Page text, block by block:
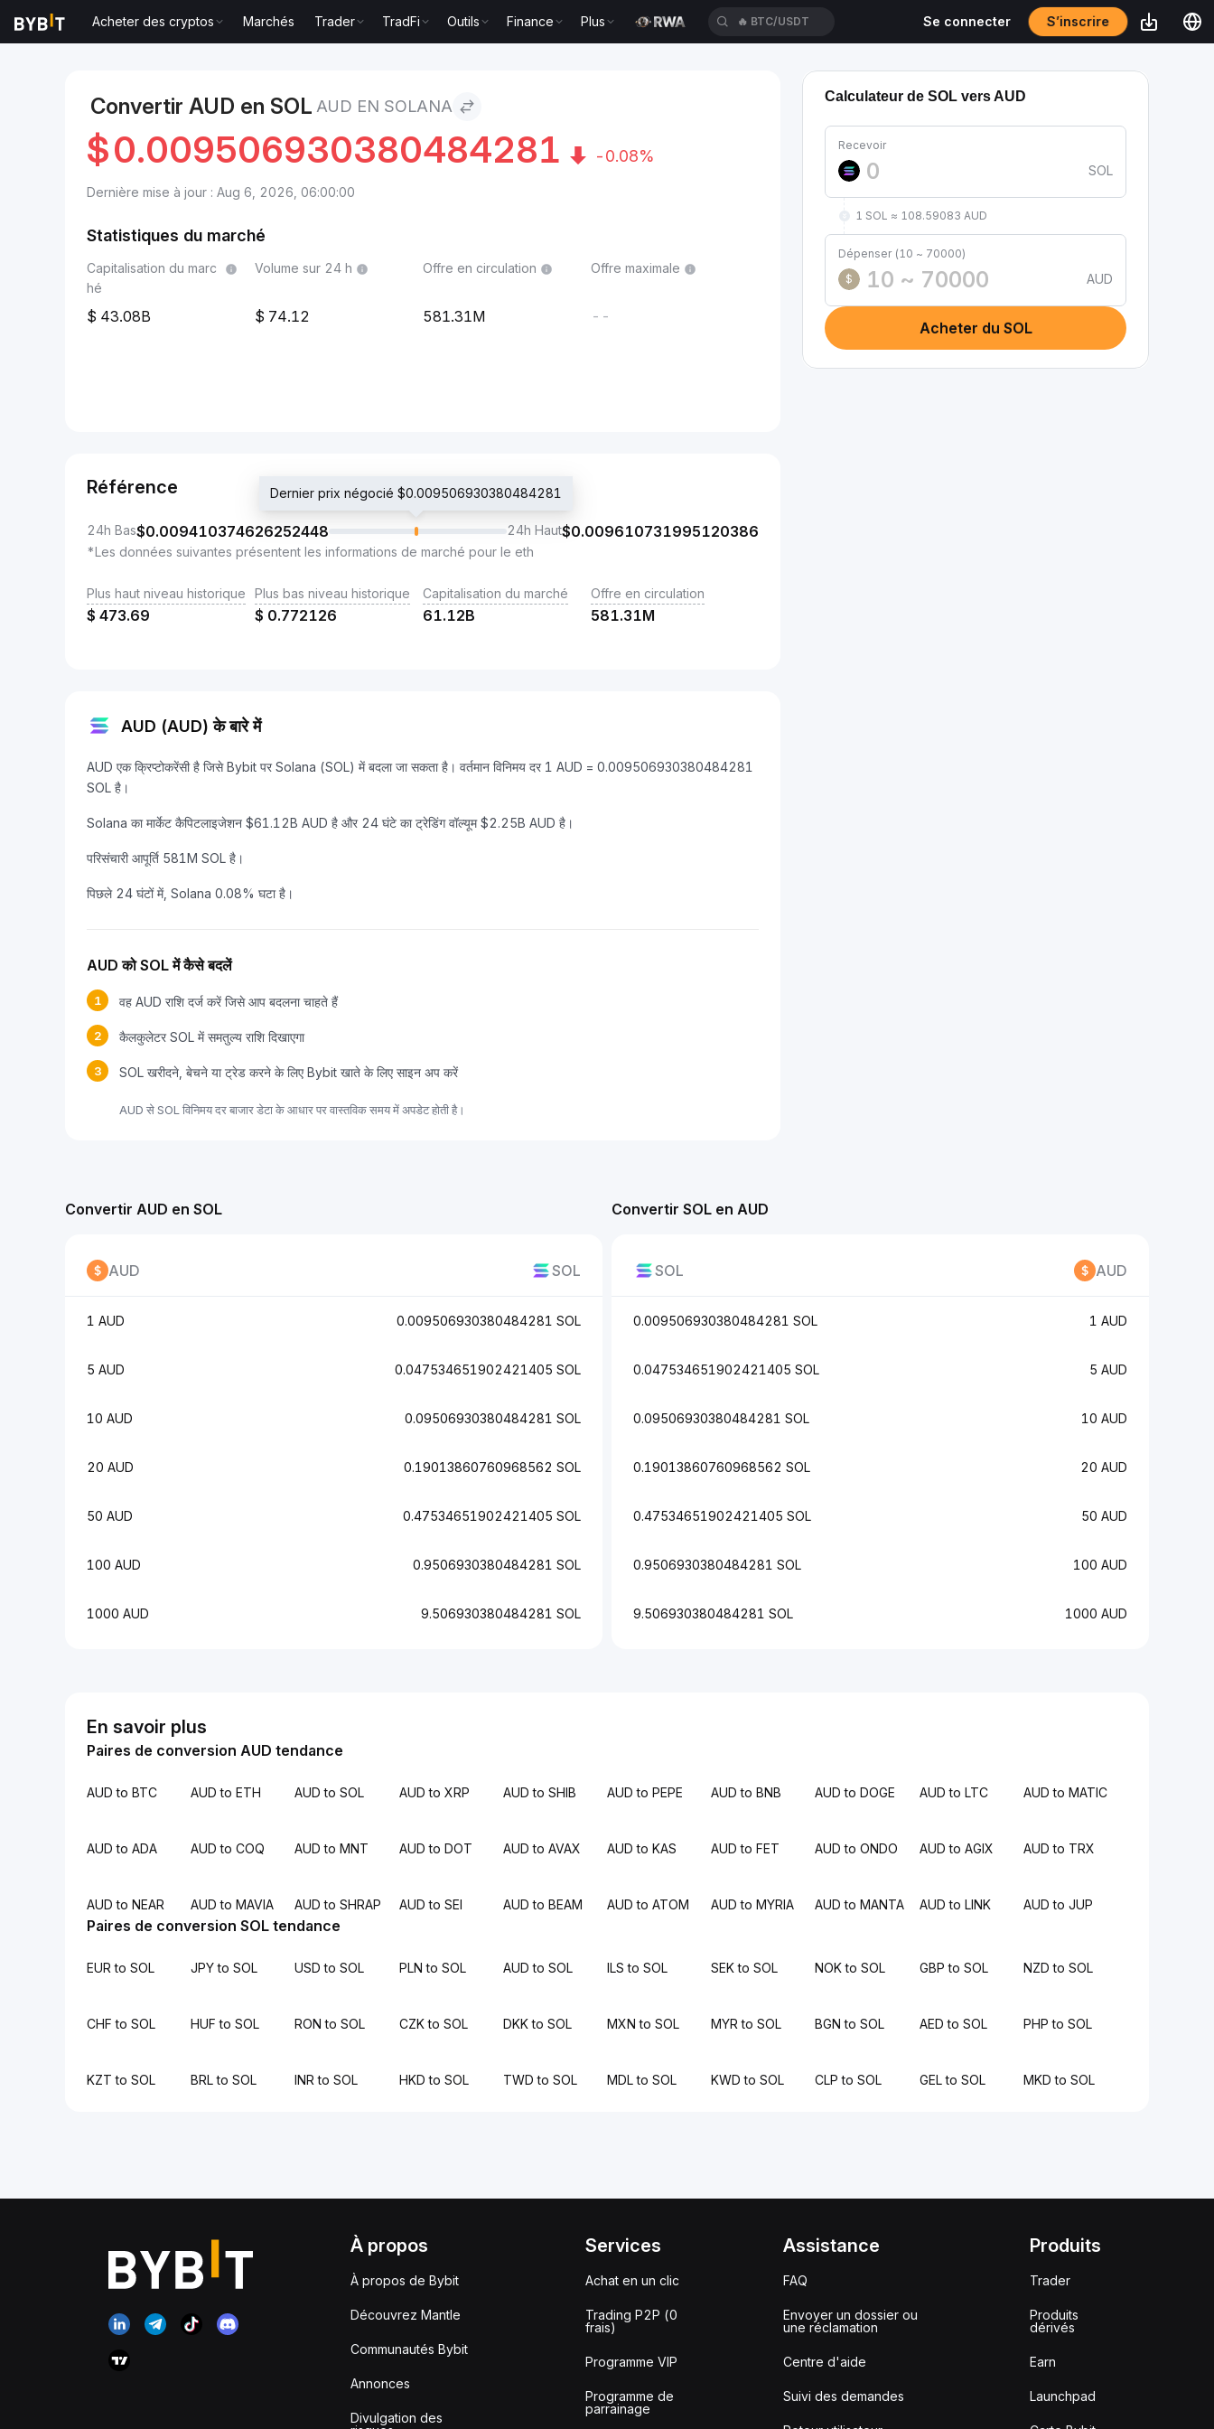
Acheter des cryptos Marchés Trader TradFi Outils Finance Plus 🔥 BTC/USDT Se connecter S’inscrire
Convertir AUD en SOL AUD EN SOLANA
$0.009506930380484281 -0.08%
Dernière mise à jour : Aug 6, 2026, 06:00:00
Statistiques du marché
Capitalisation du marc
hé
43.08B
Volume sur 24 h
74.12
Offre en circulation
581.31M
Offre maximale
--
Référence
24h Bas$0.009410374626252448
Dernier prix négocié $0.009506930380484281
24h Haut$0.009610731995120386
*Les données suivantes présentent les informations de marché pour le eth
Plus haut niveau historique
$ 473.69
Plus bas niveau historique
$ 0.772126
Capitalisation du marché
61.12B
Offre en circulation
581.31M
AUD (AUD) के बारे में
AUD एक क्रिप्टोकरेंसी है जिसे Bybit पर Solana (SOL) में बदला जा सकता है। वर्तमान विनिमय दर 1 AUD = 0.009506930380484281
SOL है।
Solana का मार्केट कैपिटलाइजेशन $61.12B AUD है और 24 घंटे का ट्रेडिंग वॉल्यूम $2.25B AUD है।
परिसंचारी आपूर्ति 581M SOL है।
पिछले 24 घंटों में, Solana 0.08% घटा है।
AUD को SOL में कैसे बदलें
1 वह AUD राशि दर्ज करें जिसे आप बदलना चाहते हैं
2 कैलकुलेटर SOL में समतुल्य राशि दिखाएगा
3 SOL खरीदने, बेचने या ट्रेड करने के लिए Bybit खाते के लिए साइन अप करें
AUD से SOL विनिमय दर बाजार डेटा के आधार पर वास्तविक समय में अपडेट होती है।
Calculateur de SOL vers AUD
Recevoir
SOL
1 SOL ≈ 108.59083 AUD
Dépenser (10 ~ 70000)
$
AUD
Acheter du SOL
Convertir SOL en AUD
SOL AUD
0.009506930380484281 SOL 1 AUD
0.047534651902421405 SOL 5 AUD
0.09506930380484281 SOL 10 AUD
0.19013860760968562 SOL 20 AUD
0.47534651902421405 SOL 50 AUD
0.9506930380484281 SOL 100 AUD
9.506930380484281 SOL 1000 AUD
Convertir AUD en SOL
AUD SOL
1 AUD 0.009506930380484281 SOL
5 AUD 0.047534651902421405 SOL
10 AUD 0.09506930380484281 SOL
20 AUD 0.19013860760968562 SOL
50 AUD 0.47534651902421405 SOL
100 AUD 0.9506930380484281 SOL
1000 AUD 9.506930380484281 SOL
En savoir plus
Paires de conversion AUD tendance
AUD to BTC AUD to ETH AUD to SOL AUD to XRP AUD to SHIB AUD to PEPE AUD to BNB AUD to DOGE AUD to LTC AUD to MATIC
AUD to ADA AUD to COQ AUD to MNT AUD to DOT AUD to AVAX AUD to KAS AUD to FET AUD to ONDO AUD to AGIX AUD to TRX
AUD to NEAR AUD to MAVIA AUD to SHRAP AUD to SEI AUD to BEAM AUD to ATOM AUD to MYRIA AUD to MANTA AUD to LINK AUD to JUP
Paires de conversion SOL tendance
EUR to SOL JPY to SOL USD to SOL PLN to SOL AUD to SOL ILS to SOL SEK to SOL NOK to SOL GBP to SOL NZD to SOL
CHF to SOL HUF to SOL RON to SOL CZK to SOL DKK to SOL MXN to SOL MYR to SOL BGN to SOL AED to SOL PHP to SOL
KZT to SOL BRL to SOL INR to SOL HKD to SOL TWD to SOL MDL to SOL KWD to SOL CLP to SOL GEL to SOL MKD to SOL
À propos
À propos de Bybit
Découvrez Mantle
Communautés Bybit
Annonces
Divulgation des
Services
Achat en un clic
Trading P2P (0
frais)
Programme VIP
Programme de
parrainage
Assistance
FAQ
Envoyer un dossier ou
une réclamation
Centre d'aide
Suivi des demandes
Produits
Trader
Produits
dérivés
Earn
Launchpad